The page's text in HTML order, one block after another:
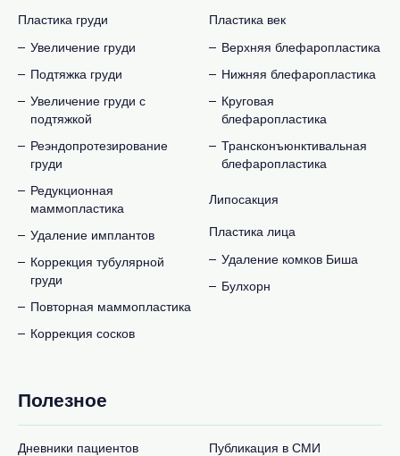
Пластика груди
Увеличение груди
Подтяжка груди
Увеличение груди с
подтяжкой
Реэндопротезирование
груди
Редукционная
маммопластика
Удаление имплантов
Коррекция тубулярной
груди
Повторная маммопластика
Коррекция сосков
Пластика век
Верхняя блефаропластика
Нижняя блефаропластика
Круговая
блефаропластика
Трансконъюнктивальная
блефаропластика
Липосакция
Пластика лица
Удаление комков Биша
Булхорн
Полезное
Дневники пациентов Публикация в СМИ